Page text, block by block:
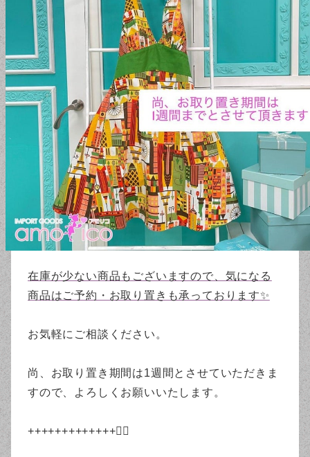
在庫が少ない商品もございますので、気になる
商品はご予約・お取り置きも承っております✨
お気軽にご相談ください。
尚、お取り置き期間は1週間とさせていただきま
すので、よろしくお願いいたします。
+++++++++++++❤️‍🔥